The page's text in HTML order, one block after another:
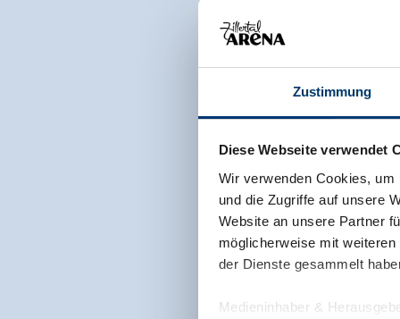
Zustimmung
Diese Webseite verwendet
Wir verwenden Cookies,
und die Zugriffe auf unsere
Website an unsere Partner
möglicherweise mit
der Dienste gesammelt
Medieninhaber &